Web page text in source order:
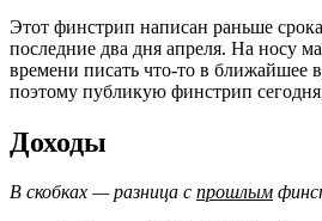
Этот финстрип написан раньше
последние два дня апреля. На носу
времени писать что-то в ближайшее
поэтому публикую финстрип
Доходы
В скобках — разница с прошлым